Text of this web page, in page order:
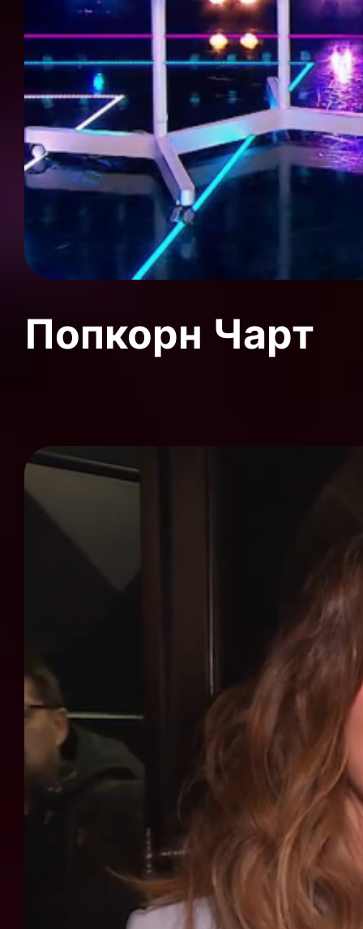
Попкорн Чарт